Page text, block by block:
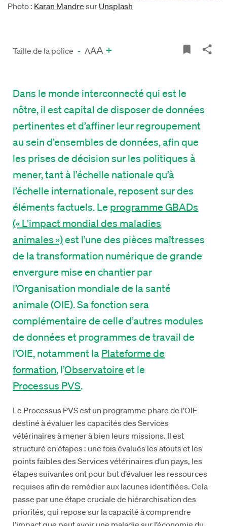
Photo : Karan MandresurUnsplash
Taille de la police - AAA +
Dans le monde interconnecté qui est le
nôtre, il est capital de disposer de données
pertinentes et d’affiner leur regroupement
au sein d’ensembles de données, afin que
les prises de décision sur les politiques à
mener, tant à l’échelle nationale qu’à
l’échelle internationale, reposent sur des
éléments factuels. Le programme GBADs
(« L’impact mondial des maladies
animales »)est l’une des pièces maîtresses
de la transformation numérique de grande
envergure mise en chantier par
l’Organisation mondiale de la santé
animale (OIE). Sa fonction sera
complémentaire de celle d’autres modules
de données et programmes de travail de
l’OIE, notamment la Plateforme de
formation, l’Observatoireet le
Processus PVS.
Le Processus PVS est un programme phare de l’OIE
destiné à évaluer les capacités des Services
vétérinaires à mener à bien leurs missions. Il est
structuré en étapes : une fois évalués les atouts et les
points faibles des Services vétérinaires d’un pays, les
étapes suivantes ont pour but d’évaluer les ressources
requises afin de remédier aux lacunes identifiées. Cela
passe par une étape cruciale de hiérarchisation des
priorités, qui repose sur la capacité à comprendre